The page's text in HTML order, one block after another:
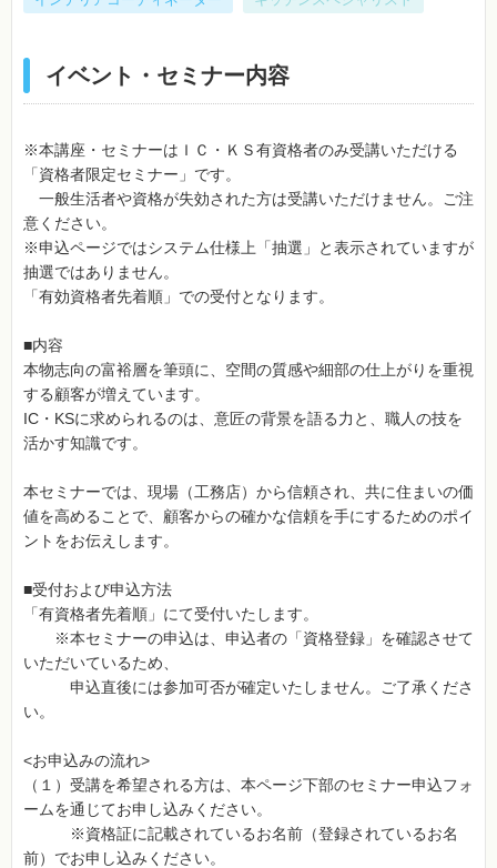
イベント・セミナー内容
※本講座・セミナーはＩＣ・ＫＳ有資格者のみ受講いただける
「資格者限定セミナー」です。
一般生活者や資格が失効された方は受講いただけません。ご注
意ください。
※申込ページではシステム仕様上「抽選」と表示されていますが
抽選ではありません。
「有効資格者先着順」での受付となります。
■内容
本物志向の富裕層を筆頭に、空間の質感や細部の仕上がりを重視
する顧客が増えています。
IC・KSに求められるのは、意匠の背景を語る力と、職人の技を
活かす知識です。
本セミナーでは、現場（工務店）から信頼され、共に住まいの価
値を高めることで、顧客からの確かな信頼を手にするためのポイ
ントをお伝えします。
■受付および申込方法
「有資格者先着順」にて受付いたします。
※本セミナーの申込は、申込者の「資格登録」を確認させて
いただいているため、
申込直後には参加可否が確定いたしません。ご了承くださ
い。
<お申込みの流れ>
（１）受講を希望される方は、本ページ下部のセミナー申込フォ
ームを通じてお申し込みください。
※資格証に記載されているお名前（登録されているお名
前）でお申し込みください。